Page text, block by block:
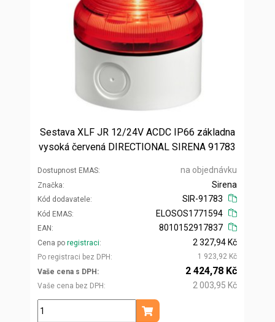
Sestava XLF JR 12/24V ACDC IP66 základna
vysoká červená DIRECTIONAL SIRENA 91783
Dostupnost EMAS na objednávku
Značka
Kód dodavatele
Sirena
SIR-91783
Kód EMAS
EAN
ELOSOS1771594
8010152917837
Cena po registraci
Po registraci bez DPH
2 327,94 Kč
1 923,92 Kč
Vaše cena s DPH
Vaše cena bez DPH
2 424,78 Kč
2 003,95 Kč
ks
Přidat do košíku